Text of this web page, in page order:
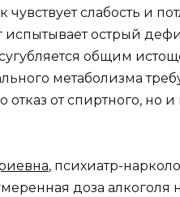
чувствует слабость и
испытывает острый
общим
метаболизма
отказ от спиртного, но
, психиатр-
доза алкоголя